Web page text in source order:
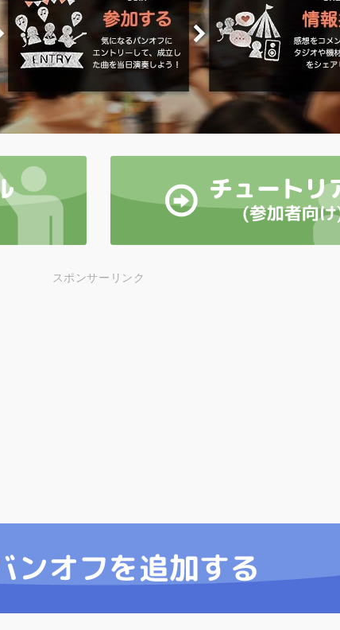
スポンサーリンク